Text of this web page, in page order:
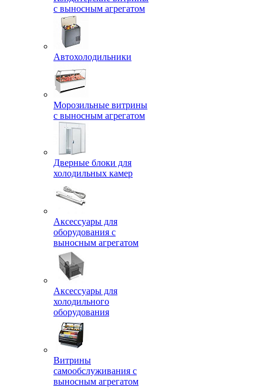
с выносным агрегатом
Автохолодильники
Морозильные витрины
с выносным агрегатом
Дверные блоки для
холодильных камер
Аксессуары для
оборудования с
выносным агрегатом
Аксессуары для
холодильного
оборудования
Витрины
самообслуживания с
выносным агрегатом